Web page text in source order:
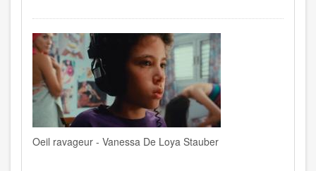
Oeil ravageur - Vanessa De Loya Stauber